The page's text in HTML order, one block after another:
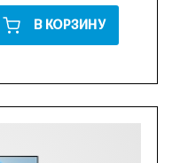
В КОРЗИНУ